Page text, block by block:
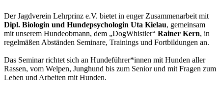
Der Jagdverein Lehrprinz e.V. bietet in enger Zusammenarbeit mit
Dipl. Biologin und Hundepsychologin Uta Kielau, gemeinsam
mit unserem Hundeobmann, dem „DogWhistler“ Rainer Kern, in
regelmäßen Abständen Seminare, Trainings und Fortbildungen an.
Das Seminar richtet sich an Hundeführer*innen mit Hunden aller
Rassen, vom Welpen, Junghund bis zum Senior und mit Fragen zum
Leben und Arbeiten mit Hunden.